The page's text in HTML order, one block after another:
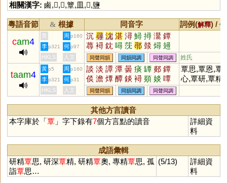
相關漢字: 鹵,𣆪,𪉷,簟,皿 ,𪉟,鹽
粵語音節 & 根據 同音字 詞例(解釋) /
cam4
黃 周 p160 沉 尋 沈 湛 潯 鱘 撏 灊 鐔
蕁 襑 鈂 噚 莐 鄩 燅 燖 攳
鬵 枔 璕 爓
李 p321 何 p97
HKLS 人文 同聲同韻 同韻同調 同聲同調 姓氏
taam4
黃 p5 周 p160 談 淡 譚 潭 曇 痰 罈 郯 鐔
倓 澹 燂 醰 錟 襑 顃 婒 嘾
埮 惔 橝 憛 藫 餤 蟫
覃思,覃恩,覃
心,覃研,覃精,
覃鬯,覃志
李 p321 何 p31
HKLS 人文 同聲同韻 同韻同調 同聲同調
其他方言讀音
本字庫於「覃」字下錄有7個方言點的讀音
詳細資
料
成語彙輯
研精覃思, 研深覃精, 研精覃奧, 專精覃思, 孤
詣覃思…
(5/13)
詳細資
料